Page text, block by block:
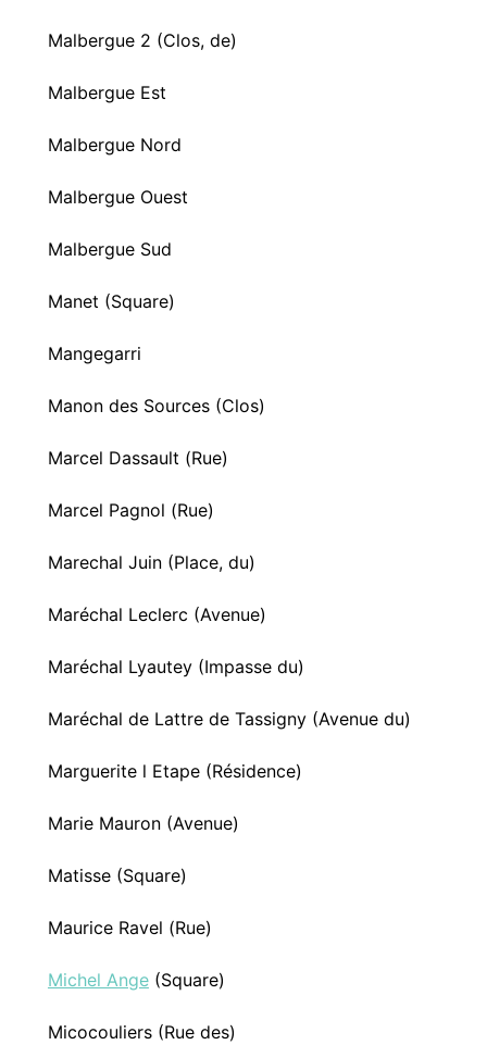
Malbergue 2 (Clos, de)
Malbergue Est
Malbergue Nord
Malbergue Ouest
Malbergue Sud
Manet (Square)
Mangegarri
Manon des Sources (Clos)
Marcel Dassault (Rue)
Marcel Pagnol (Rue)
Marechal Juin (Place, du)
Maréchal Leclerc (Avenue)
Maréchal Lyautey (Impasse du)
Maréchal de Lattre de Tassigny (Avenue du)
Marguerite l Etape (Résidence)
Marie Mauron (Avenue)
Matisse (Square)
Maurice Ravel (Rue)
Michel Ange(Square)
Micocouliers (Rue des)